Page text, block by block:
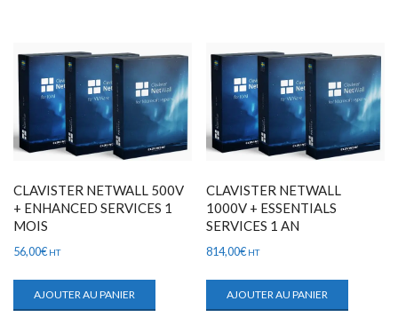
CLAVISTER NETWALL 500V
+ ENHANCED SERVICES 1
MOIS
56,00€ HT
AJOUTER AU PANIER
CLAVISTER NETWALL
1000V + ESSENTIALS
SERVICES 1 AN
814,00€ HT
AJOUTER AU PANIER